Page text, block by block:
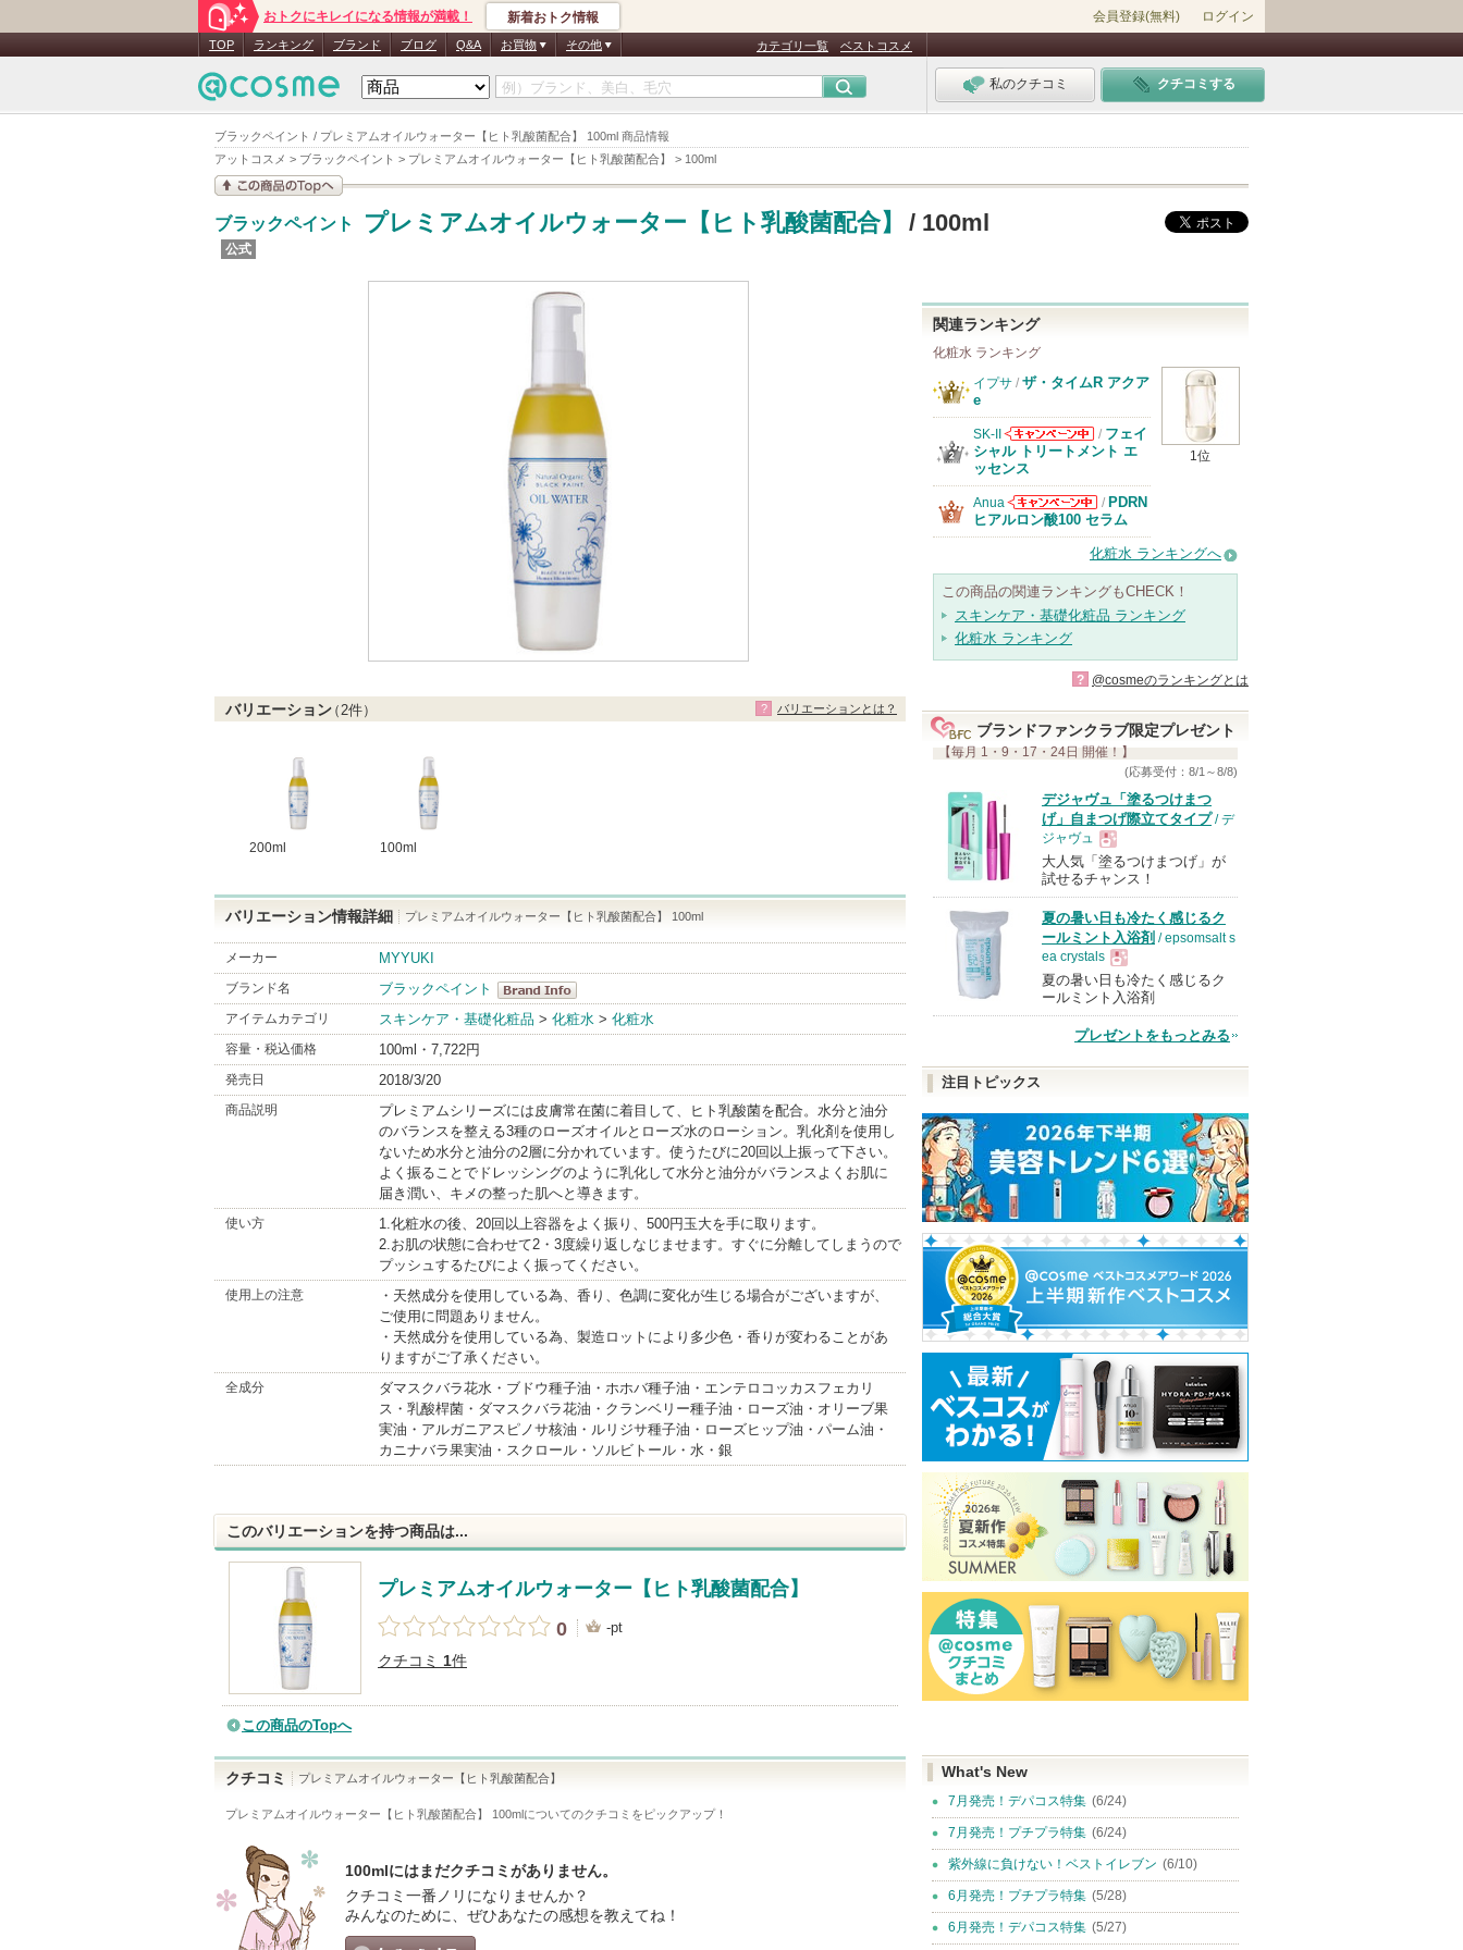
ブラックペイント / プレミアムオイルウォーター【ヒト乳酸菌配合】 100ml 商品情報
アットコスメ > ブラックペイント > プレミアムオイルウォーター【ヒト乳酸菌配合】 > 100ml
おトクにキレイになる情報が満載！ 新着おトク情報 会員登録(無料) ログイン
TOP ランキング ブランド ブログ Q&A お買物 その他 カテゴリ一覧 ベストコスメ
私のクチコミ クチコミする
る
ブラックペイント プレミアムオイルウォーター【ヒト乳酸菌配合】 / 100ml
公式
バリエーション（2件）
200ml 100ml
バリエーションとは？
バリエーション情報詳細 プレミアムオイルウォーター【ヒト乳酸菌配合】 100ml
メーカー MYYUKI
ブランド名
ブラックペイント
ブラックペイ
ント
BrandInfo
アイテムカテゴリ スキンケア・基礎化粧品 > 化粧水 > 化粧水
容量・税込価格 100ml・7,722円
発売日 2018/3/20
商品説明
プレミアムシリーズには皮膚常在菌に着目して、ヒト乳酸菌を配合。水分と油分
のバランスを整える3種のローズオイルとローズ水のローション。乳化剤を使用し
ないため水分と油分の2層に分かれています。使うたびに20回以上振って下さい。
よく振ることでドレッシングのように乳化して水分と油分がバランスよくお肌に
届き潤い、キメの整った肌へと導きます。
使い方
1.化粧水の後、20回以上容器をよく振り、500円玉大を手に取ります。
2.お肌の状態に合わせて2・3度繰り返しなじませます。すぐに分離してしまうので
プッシュするたびによく振ってください。
使用上の注意
・天然成分を使用している為、香り、色調に変化が生じる場合がございますが、
ご使用に問題ありません。
・天然成分を使用している為、製造ロットにより多少色・香りが変わることがあ
りますがご了承ください。
全成分
ダマスクバラ花水・ブドウ種子油・ホホバ種子油・エンテロコッカスフェカリ
ス・乳酸桿菌・ダマスクバラ花油・クランベリー種子油・ローズ油・オリーブ果
実油・アルガニアスピノサ核油・ルリジサ種子油・ローズヒップ油・パーム油・
カニナバラ果実油・スクロール・ソルビトール・水・銀
このバリエーションを持つ商品は...
プレミアムオイルウォーター【ヒト乳酸菌配合】
0
-pt
クチコミ 1件
この商品のTopへ
クチコミ プレミアムオイルウォーター【ヒト乳酸菌配合】
プレミアムオイルウォーター【ヒト乳酸菌配合】 100mlについてのクチコミをピックアップ！
100mlにはまだクチコミがありません。
クチコミ一番ノリになりませんか？
みんなのために、ぜひあなたの感想を教えてね！
関連ランキング
化粧水 ランキング
1位
イプサ / ザ・タイムR アクア
e
SK-II
SK-IIからのお
知らせがありま
/ フェイ
シャル トリートメント エ
ッセンス
Anua
Anuaからのお
知らせがありま
/ PDRN
ヒアルロン酸100 セラム
化粧水 ランキングへ
この商品の関連ランキングもCHECK！
スキンケア・基礎化粧品 ランキング
化粧水 ランキング
? @cosmeのランキングとは
ブランドファンクラブ限定プレゼント
【毎月 1・9・17・24日 開催！】
(応募受付：8/1～8/8)
デジャヴュ「塗るつけまつ
げ」自まつげ際立てタイプ/ デ
ジャヴュ
現
品
大人気「塗るつけまつげ」が
試せるチャンス！
夏の暑い日も冷たく感じるク
ールミント入浴剤 / epsomsalt s
ea crystals
現
品
夏の暑い日も冷たく感じるク
ールミント入浴剤
プレゼントをもっとみる
注目トピックス
What's New
7月発売！デパコス特集 (6/24)
7月発売！プチプラ特集 (6/24)
紫外線に負けない！ベストイレブン (6/10)
6月発売！プチプラ特集 (5/28)
6月発売！デパコス特集 (5/27)